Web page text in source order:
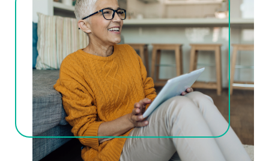
procuradores, prepostos ou terceiros
relacionados, para verificar e confirmar a
autenticidade dos dados fornecidos,
inclusive mediante confrontação dessas
informações com aquelas disponíveis
em bancos de dados públicos ou
privados.
CADASTRO E SENHA